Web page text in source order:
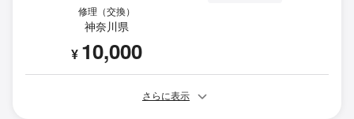
修理（交換）
神奈川県
¥ 10,000
さらに表示